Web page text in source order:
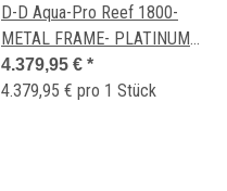
D-D Aqua-Pro Reef 1800-
METAL FRAME- PLATINUM
OAK
4.379,95 € *
4.379,95 € pro 1 Stück